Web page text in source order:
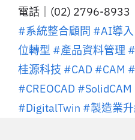
電話｜(02) 2796-
#系統整合顧問 #AI導入
位轉型 #產品資料管理
桂源科技 #CAD #CAM
#CREOCAD #SolidCAM
#DigitalTwin #製造業